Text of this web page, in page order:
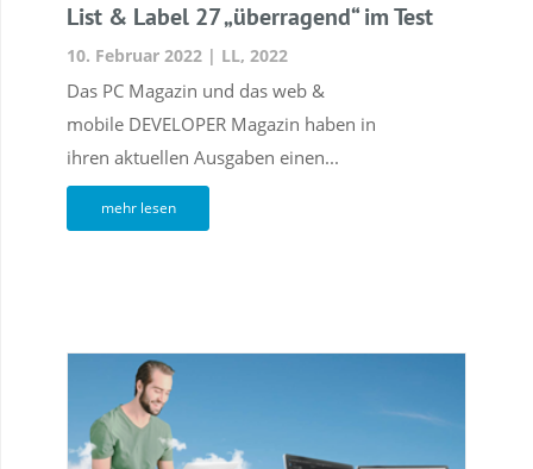
List & Label 27 „überragend“ im Test
10. Februar 2022 | LL, 2022
Das PC Magazin und das web &
mobile DEVELOPER Magazin haben in
ihren aktuellen Ausgaben einen...
mehr lesen